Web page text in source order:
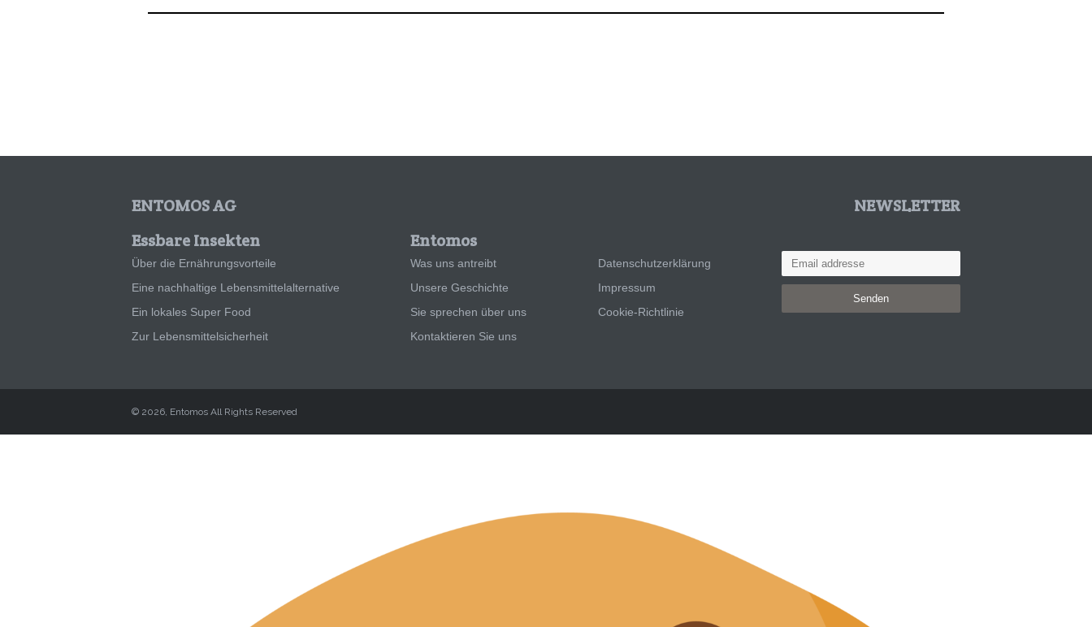
ENTOMOS AG
NEWSLETTER
Essbare Insekten
Über die Ernährungsvorteile
Eine nachhaltige Lebensmittelalternative
Ein lokales Super Food
Zur Lebensmittelsicherheit
Entomos
Was uns antreibt
Unsere Geschichte
Sie sprechen über uns
Kontaktieren Sie uns
Datenschutzerklärung
Impressum
Cookie-Richtlinie
Senden
© 2026, Entomos All Rights Reserved